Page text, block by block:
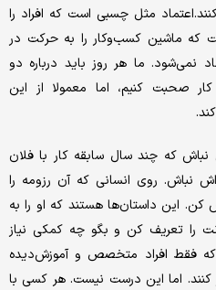
مثل چسبی است که افراد را
که ماشین کسب‌وکار را به حرکت در
نمی‌شود. ما هر روز باید درباره دو
صحبت کنیم، اما معمولا از این
که چند سال سابقه کار با فلان
نباش. روی انسانی که آن رزومه را
این داستان‌ها هستند که او را به
را تعریف کن و بگو چه کمکی نیاز
که فقط افراد متخصص و آموزش‌دیده
کنند. اما این درست نیست. هر کسی با